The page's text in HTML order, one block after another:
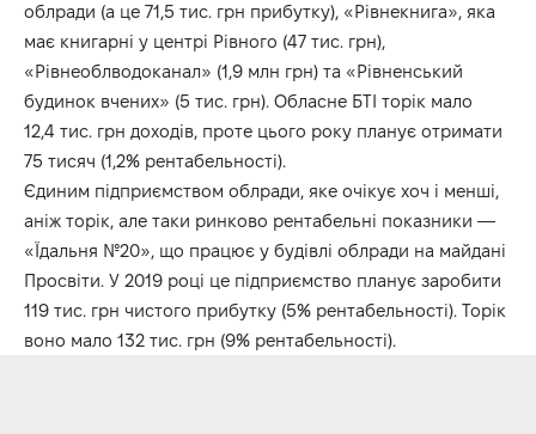
облради (а це 71,5 тис. грн прибутку), «Рівнекнига», яка
має книгарні у центрі Рівного (47 тис. грн),
«Рівнеоблводоканал» (1,9 млн грн) та «Рівненський
будинок вчених» (5 тис. грн). Обласне БТІ торік мало
12,4 тис. грн доходів, проте цього року планує отримати
75 тисяч (1,2% рентабельності).
Єдиним підприємством облради, яке очікує хоч і менші,
аніж торік, але таки ринково рентабельні показники —
«Їдальня №20», що працює у будівлі облради на майдані
Просвіти. У 2019 році це підприємство планує заробити
119 тис. грн чистого прибутку (5% рентабельності). Торік
воно мало 132 тис. грн (9% рентабельності).